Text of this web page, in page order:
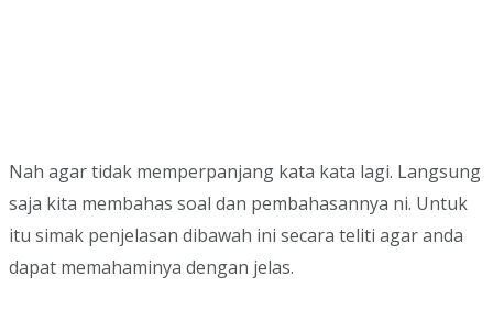
Nah agar tidak memperpanjang kata kata lagi. Langsung
saja kita membahas soal dan pembahasannya ni. Untuk
itu simak penjelasan dibawah ini secara teliti agar anda
dapat memahaminya dengan jelas.